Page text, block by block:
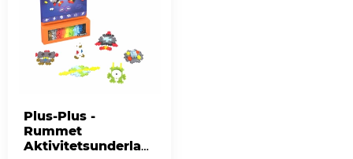
Plus-Plus -
Rummet
Aktivitetsunderlag